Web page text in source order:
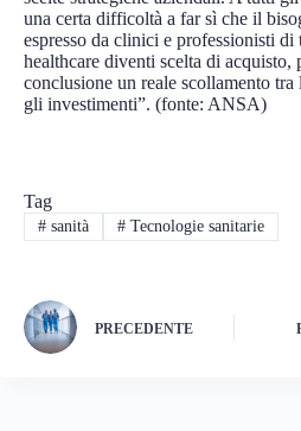
una certa difficoltà a far sì che il
espresso da clinici e professionisti di
healthcare diventi scelta di acquisto,
conclusione un reale scollamento tra
gli investimenti”. (fonte: ANSA)
Tag
#sanità #Tecnologie sanitarie
PRECEDENTE